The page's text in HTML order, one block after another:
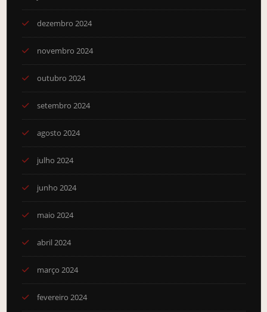
dezembro 2024
novembro 2024
outubro 2024
setembro 2024
agosto 2024
julho 2024
junho 2024
maio 2024
abril 2024
março 2024
fevereiro 2024